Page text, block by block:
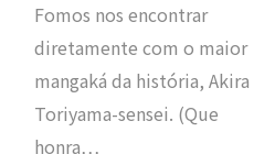
Fomos nos encontrar
diretamente com o maior
mangaká da história, Akira
Toriyama-sensei. (Que
honra…